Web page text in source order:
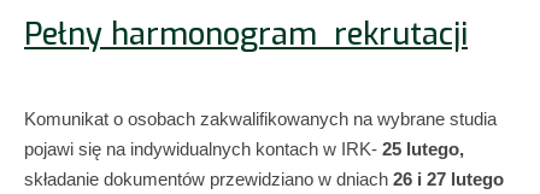
Pełny harmonogram rekrutacji
Komunikat o osobach zakwalifikowanych na wybrane studia
pojawi się na indywidualnych kontach w IRK- 25 lutego,
składanie dokumentów przewidziano w dniach 26 i 27 lutego